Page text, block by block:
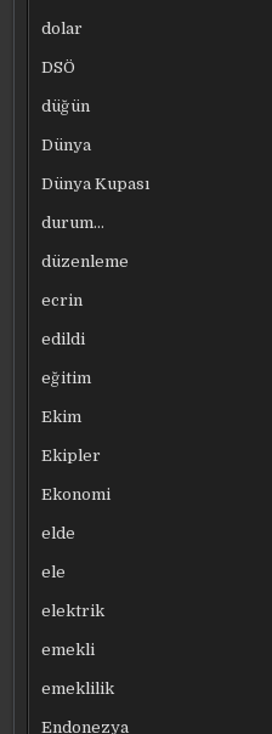
dolar
DSÖ
düğün
Dünya
Dünya Kupası
durum…
düzenleme
ecrin
edildi
eğitim
Ekim
Ekipler
Ekonomi
elde
ele
elektrik
emekli
emeklilik
Endonezya